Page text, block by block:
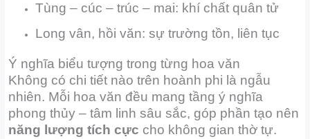
Tùng – cúc – trúc – mai: khí chất quân tử
Long vân, hồi văn: sự trường tồn, liên tục
Ý nghĩa biểu tượng trong từng hoa văn
Không có chi tiết nào trên hoành phi là ngẫu
nhiên. Mỗi hoa văn đều mang tầng ý nghĩa
phong thủy – tâm linh sâu sắc, góp phần tạo nên
năng lượng tích cực cho không gian thờ tự.